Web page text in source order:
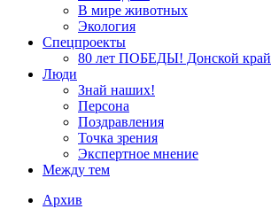
В мире животных
Экология
Спецпроекты
80 лет ПОБЕДЫ! Донской край
Люди
Знай наших!
Персона
Поздравления
Точка зрения
Экспертное мнение
Между тем
Архив